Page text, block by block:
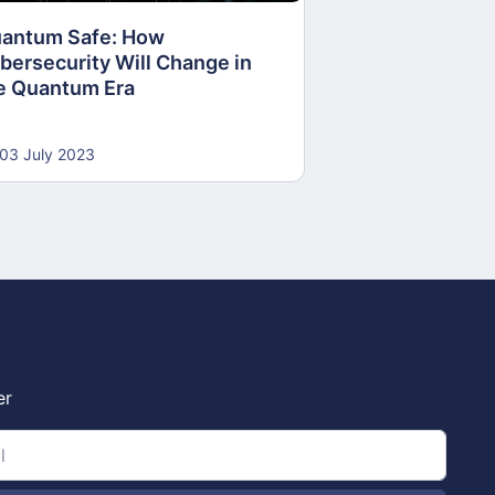
Safe: How
Will Change in
Quantum Era
03 July 2023